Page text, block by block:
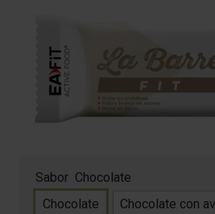
Moins de 97 kcal par barre
Plus de 9 g de protéine par
Très faible en sucres
5 vitamines et oligoéléments
Sabor Chocolate
Chocolate
Chocolate con